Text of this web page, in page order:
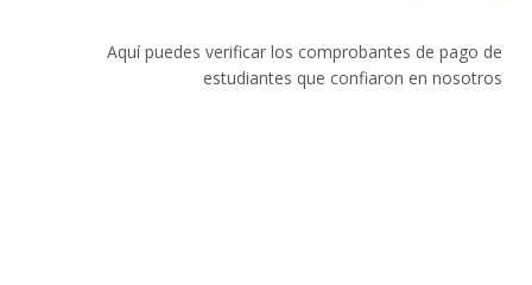
Aquí puedes verificar los comprobantes de pago de
estudiantes que confiaron en nosotros